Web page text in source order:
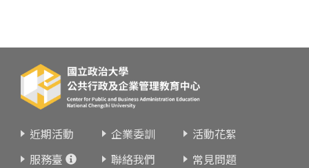
近期活動 企業委訓
活動花絮
服務臺
聯絡我們
常見問題